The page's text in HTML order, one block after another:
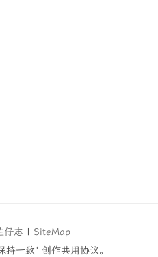
仔志 |SiteMap
一致" 创作共用协议。